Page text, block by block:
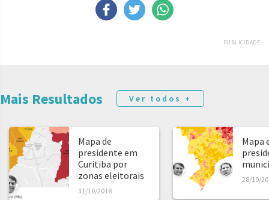
PUBLICIDADE
Mais Resultados Ver todos +
Mapa de
presidente em
Curitiba por
zonas eleitorais
31/10/2018
Mapa
28/10/